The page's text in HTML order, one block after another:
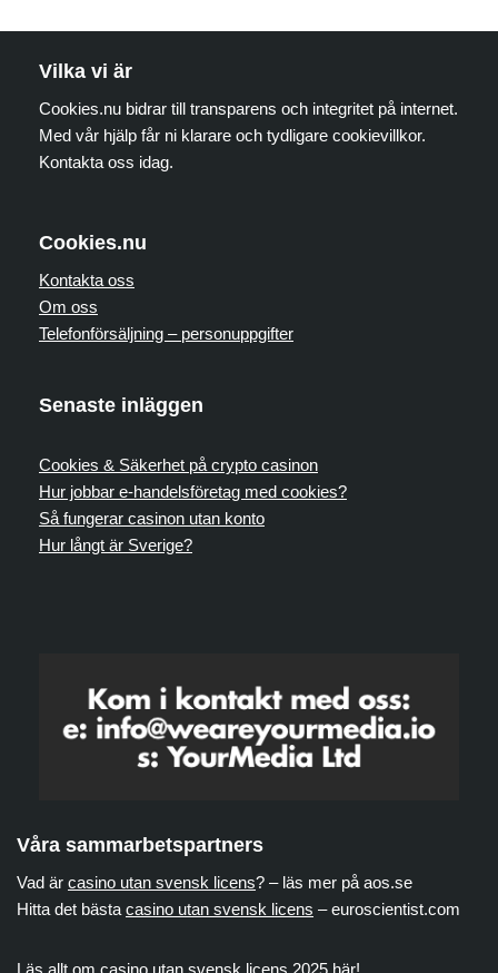
Vilka vi är
Cookies.nu bidrar till transparens och integritet på internet.
Med vår hjälp får ni klarare och tydligare cookievillkor.
Kontakta oss idag.
Cookies.nu
Kontakta oss
Om oss
Telefonförsäljning – personuppgifter
Senaste inläggen
Cookies & Säkerhet på crypto casinon
Hur jobbar e-handelsföretag med cookies?
Så fungerar casinon utan konto
Hur långt är Sverige?
Våra sammarbetspartners
Vad är casino utan svensk licens? – läs mer på aos.se
Hitta det bästa casino utan svensk licens – euroscientist.com
Läs allt om casino utan svensk licens 2025 här!